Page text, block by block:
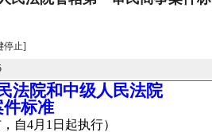
停止]
法院和中级人民法院
标准
自4月 1 日起执行）